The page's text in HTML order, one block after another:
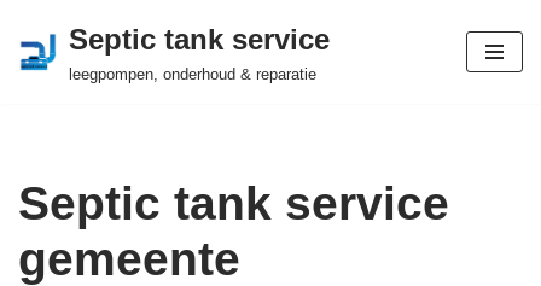
Ga
Septic tank service
leegpompen, onderhoud & reparatie
Septic tank service
gemeente